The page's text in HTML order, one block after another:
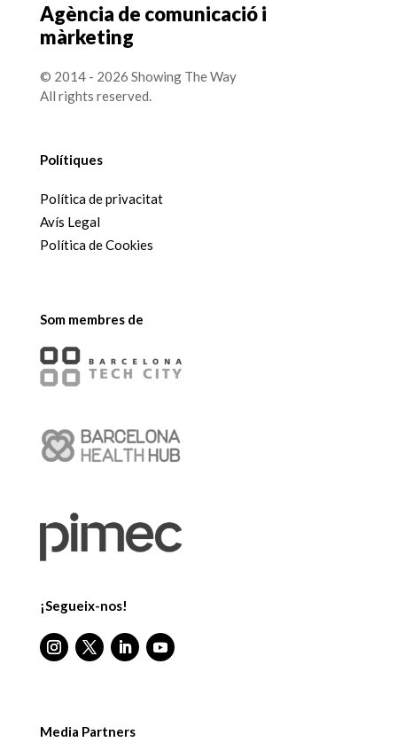
Agència de comunicació i
màrketing
© 2014 - 2026 Showing The Way
All rights reserved.
Polítiques
Política de privacitat
Avís Legal
Política de Cookies
Som membres de
¡Segueix-nos!
Media Partners